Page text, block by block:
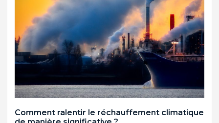
Comment ralentir le réchauffement climatique